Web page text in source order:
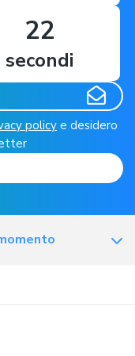
21
secondi
policy e desidero